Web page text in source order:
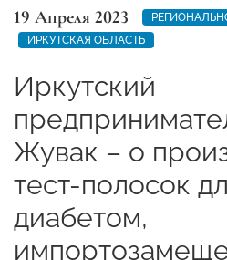
19 Апреля 2023
ИРКУТСКАЯ ОБЛАСТЬ
Иркутский
Жувак – о
тест-полосок
диабетом,